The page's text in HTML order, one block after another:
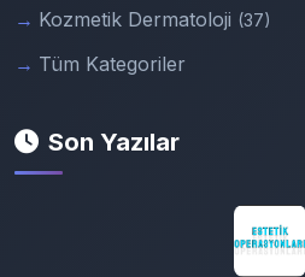
Kozmetik Dermatoloji (37)
Tüm Kategoriler
Son Yazılar